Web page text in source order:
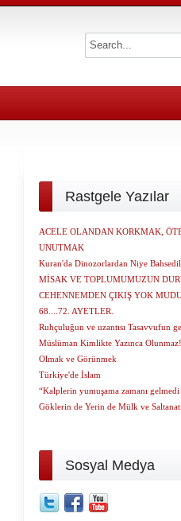
Rastgele Yazılar
ACELE OLANDAN KORKMAK,
UNUTMAK
Kuran'da Dinozorlardan Niye
MİSAK VE TOPLUMUMUZUN
CEHENNEMDEN ÇIKIŞ YOK
68....72. AYETLER.
Ruhçuluğun ve uzantısı Tasavvufun
Müslüman Kimlikte Yazınca Olunmaz!
Olmak ve Görünmek
Türkiye'de İslam
“Kalplerin yumuşama zamanı gelmedi
Göklerin de Yerin de Mülk ve
Sosyal Medya